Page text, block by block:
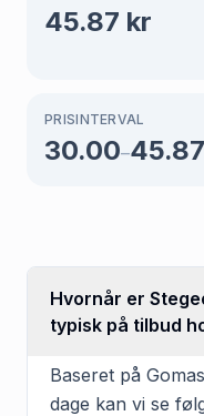
45.87 kr
PRISINTERVAL
30.00–45.87
Hvornår er
typisk på tilbud
Baseret på
dage kan vi se